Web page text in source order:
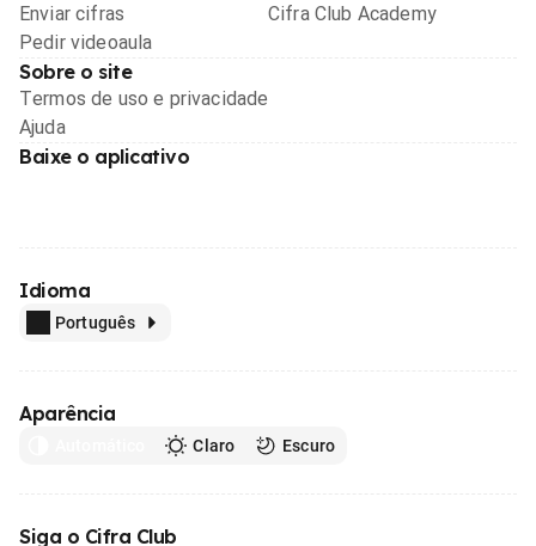
Enviar cifras
Pedir videoaula
Cifra Club Academy
Sobre o site
Termos de uso e privacidade
Ajuda
Baixe o aplicativo
Idioma
Português
Aparência
Claro Escuro
Siga o Cifra Club